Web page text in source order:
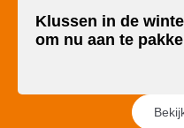
Klussen in de
om nu aan te